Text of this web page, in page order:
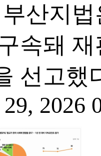
산지
속돼
선고했
29, 2026